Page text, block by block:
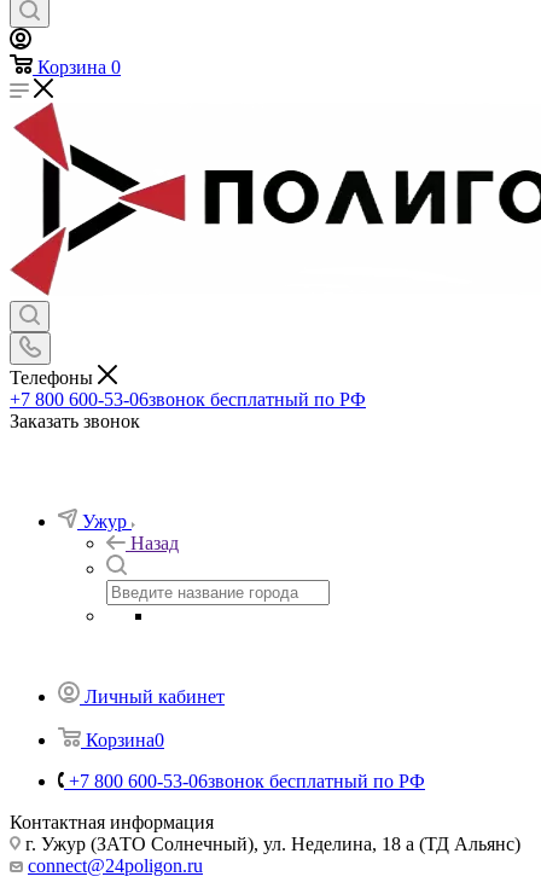
Корзина 0
Телефоны
+7 800 600-53-06звонок бесплатный по РФ
Заказать звонок
Ужур
Назад
Личный кабинет
Корзина0
+7 800 600-53-06звонок бесплатный по РФ
Контактная информация
г. Ужур (ЗАТО Солнечный), ул. Неделина, 18 а (ТД Альянс)
connect@24poligon.ru